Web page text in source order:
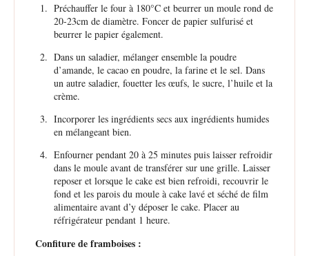
Préchauffer le four à 180°C et beurrer un moule rond de
20-23cm de diamètre. Foncer de papier sulfurisé et
beurrer le papier également.
Dans un saladier, mélanger ensemble la poudre
d’amande, le cacao en poudre, la farine et le sel. Dans
un autre saladier, fouetter les œufs, le sucre, l’huile et la
crème.
Incorporer les ingrédients secs aux ingrédients humides
en mélangeant bien.
Enfourner pendant 20 à 25 minutes puis laisser refroidir
dans le moule avant de transférer sur une grille. Laisser
reposer et lorsque le cake est bien refroidi, recouvrir le
fond et les parois du moule à cake lavé et séché de film
alimentaire avant d’y déposer le cake. Placer au
réfrigérateur pendant 1 heure.
Confiture de framboises :